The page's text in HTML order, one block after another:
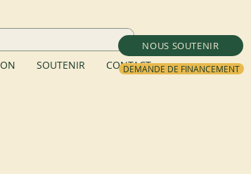
NOUS SOUTENIR
DEMANDE DE FINANCEMENT
SOUTENIR CONTACT